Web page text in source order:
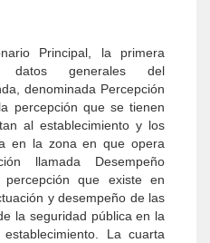
Principal, la primera
generales del
denominada Percepción
percepción que se tienen
al establecimiento y los
en la zona en que opera
llamada Desempeño
percepción que existe en
y desempeño de las
la seguridad pública en la
La cuarta